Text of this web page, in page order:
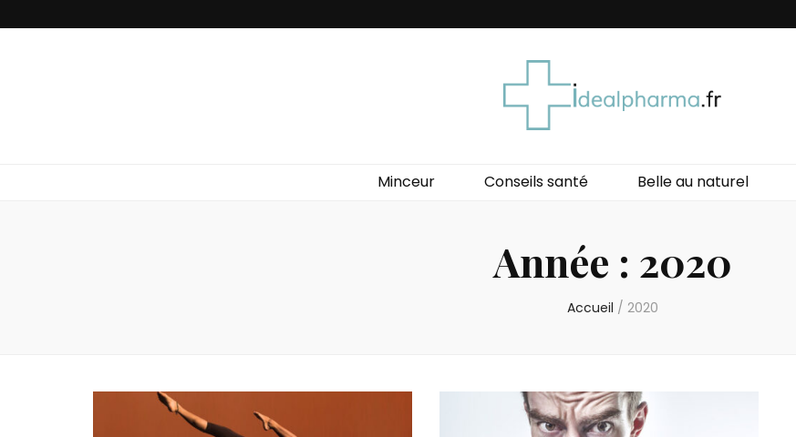
Idéal Pharma
Minceur Conseils santé Belle au naturel
Année : 2020
Accueil / 2020